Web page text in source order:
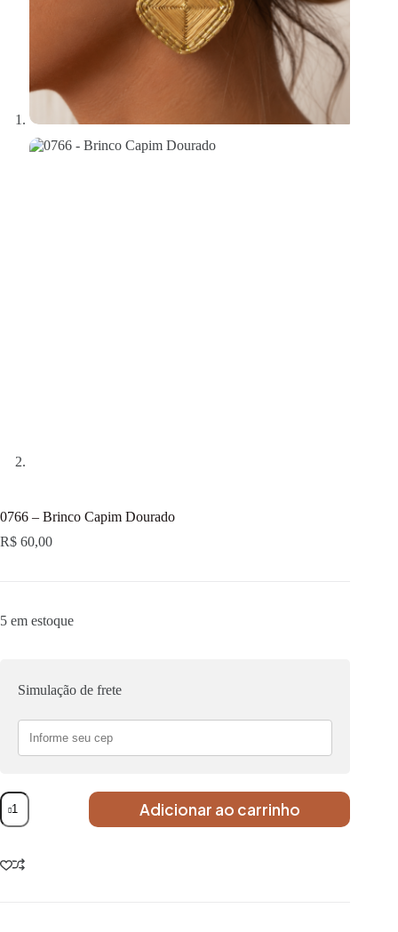
0766 – Brinco Capim Dourado
R$ 60,00
5 em estoque
Simulação de frete
Adicionar ao carrinho